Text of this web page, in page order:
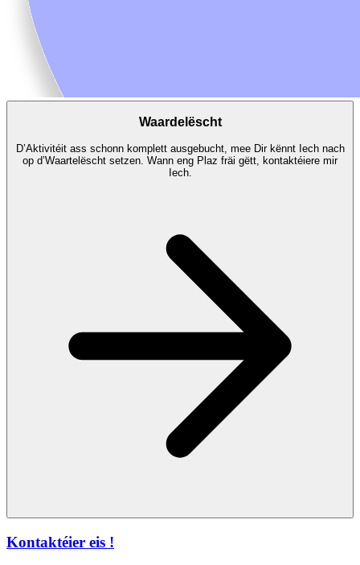
Waardelëscht
D’Aktivitéit ass schonn komplett ausgebucht, mee Dir kënnt Iech nach
op d’Waartelëscht setzen. Wann eng Plaz fräi gëtt, kontaktéiere mir
Iech.
Kontaktéier eis !